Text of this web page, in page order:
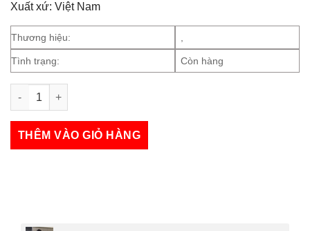
Xuất xứ: Việt Nam
Thương hiệu: ,
Tình trạng: Còn hàng
THÊM VÀO GIỎ HÀNG